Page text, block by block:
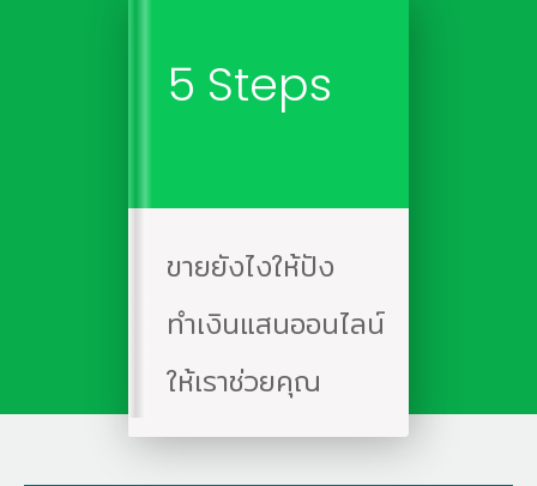
5 Steps
ขายยังไงให้ปัง
ทำเงินแสนออนไลน์
ให้เราช่วยคุณ